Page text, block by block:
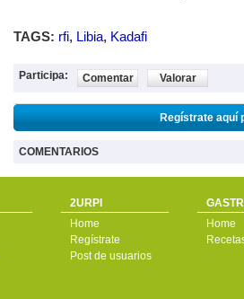
TAGS: rfi, Libia, Kadafi
Participa: Comentar Valorar
Regístrate aquí
COMENTARIOS
2URPI
Home
Regístrate
Post de usuarios
Home